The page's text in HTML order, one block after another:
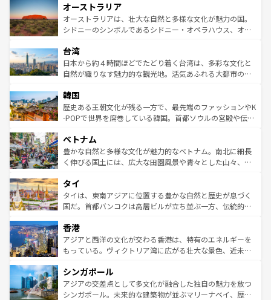
部のニューオーリンズでは、音楽と美食が融合した独特の
文化が魅力。旅行者はアメリカの各地域で異なる魅力を楽
しみながら、その多様性と豊かな歴史を感じることができ
ならではの贅沢な旅のスタイルだ。 なお、新着のアメリカ
情報はコンテンツ一覧を参照してほしい。
ワイ島は見逃せない。また、定番の観光地といえばオアフ
島だが、静かな自然を求めるならマウイ島やカウアイ島が
おすすめ。エメラルドグリーンに輝く海をはじめ、豊かな
れるおもてなしの心で訪れる人々を迎えてくれるハワイの
人々、おいしいローカルフードやハワイアンミュージッ
ク、伝統的なフラダンスなど、すべてがハワイの魅力を彩
ワイを、存分に味わってほしい。 なお、新着のハワイ情報
はコンテンツ一覧を参照してほしい。
オーストラリア
オーストラリアは、壮大な自然と多様な文化が魅力の国。
シドニーのシンボルであるシドニー・オペラハウス、オー
リアリーフや大陸中央部にそびえるウルル（エアーズロッ
ク）、タスマニアの美しい原生林やケアンズの熱帯雨林な
ど、見どころがたくさん。また、カフェやワイン、オージ
いる。アクティビティも充実しており、サーフィンやダイ
ビング、ハイキングなど、アウトドア好きにはたまらな
い。オーストラリアの多彩な魅力を存分に味わいつくそ
参照してほしい。
台湾
日本から約４時間ほどでたどり着く台湾は、多彩な文化と
自然が織りなす魅力的な観光地。活気あふれる大都市の台
ン）、静ひつな山岳地帯である台湾東部など、都市の喧騒
と山間の静けさが共存しており、訪れる人に新しい発見と
驚きをもたらしてくれる。また、奥深い台湾の食文化も魅
容にもいいと評判のスイーツなど、バラエティ豊かな料理
が味わえる。 なお、新着の台湾情報は コンテンツ一覧を参
照してほしい。
韓国
歴史ある王朝文化が残る一方で、最先端のファッションやK
-POPで世界を席巻している韓国。首都ソウルの宮殿や伝統
き、地方に足を延ばせば四季折々の自然美を楽しむことが
できる。そして、キムチや焼肉、絶品のストリートフード
まで、さまざまな韓国料理が待っている。夜には、韓国な
リティに包まれながら、韓国の多彩な魅力を心ゆくまで味
わってみてほしい。 なお、新着の韓国情報はコンテンツ一
覧を参照してほしい。
ベトナム
豊かな自然と多様な文化が魅力的なベトナム。南北に細長
く伸びる国土には、広大な田園風景や青々とした山々、世
急速な発展と共に伝統が息づく。ハノイの古い町並みやホ
ーチミン市のフランス統治時代の建物も、独特の雰囲気を
醸し出している。また、バラエティの豊かさとおいしさで
とつ。フォーやバインミー、ベトナムコーヒーなどは、ぜ
ひ現地で味わいたい。どの地域を訪れてもあたたかい人々
が旅行者を迎えてくれるので、きっと忘れられない旅にな
参照してほしい。
タイ
タイは、東南アジアに位置する豊かな自然と歴史が息づく
国だ。首都バンコクは高層ビルが立ち並ぶ一方、伝統的な
の活気が交差している。北部ではチェンマイなどの山岳地
帯で自然と触れ合い、南部ではプーケットやクラビの美し
いビーチでリゾート気分を楽しむことができる。タイ料理
激する。気候は一年中温暖で、どの季節にも異なる楽しみ
が待っている。親しみやすいタイの人々、仏教を中心とし
た文化、そして多様な観光資源が、訪れる旅人を魅了し続
香港
アジアと西洋の文化が交わる香港は、特有のエネルギーを
もっている。ヴィクトリア湾に広がる壮大な景色、近未来
み、どこを訪れても感動するはず。観光スポットが密集し
ており、効率よく見どころを回れるのも魅力。息をのむよ
うな絶景から文化的な体験まで、香港を存分に楽しみ尽く
シンガポール
アジアの交差点として多文化が融合した独自の魅力を放つ
シンガポール。未来的な建築物が並ぶマリーナベイ、歴史